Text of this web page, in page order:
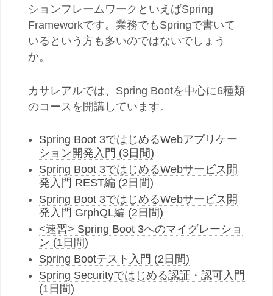
ションフレームワークといえばSpring
Frameworkです。業務でもSpringで書いて
いるという方も多いのではないでしょう
か。
カサレアルでは、Spring Bootを中心に6種類
のコースを開講しています。
Spring Boot 3ではじめるWebアプリケー
ション開発入門 (3日間)
Spring Boot 3ではじめるWebサービス開
発入門 REST編 (2日間)
Spring Boot 3ではじめるWebサービス開
発入門 GrphQL編 (2日間)
<速習> Spring Boot 3へのマイグレーショ
ン (1日間)
Spring Bootテスト入門 (2日間)
Spring Securityではじめる認証・認可入門
(1日間)